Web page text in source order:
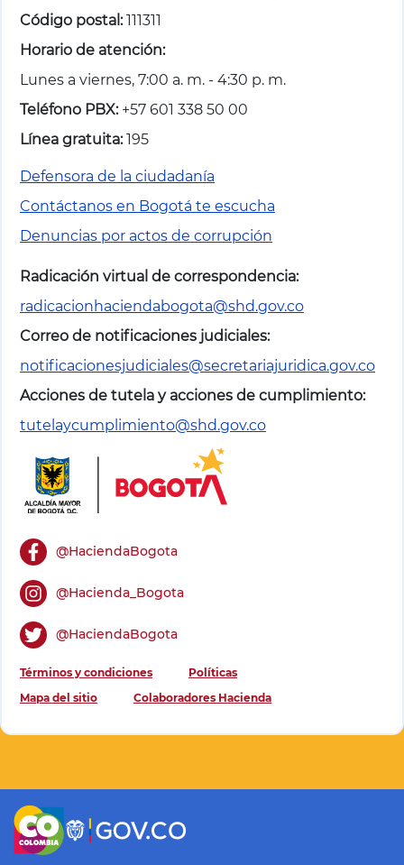
Código postal: 111311
Horario de atención:
Lunes a viernes, 7:00 a. m. - 4:30 p. m.
Teléfono PBX: +57 601 338 50 00
Línea gratuita: 195
Defensora de la ciudadanía
Contáctanos en Bogotá te escucha
Denuncias por actos de corrupción
Radicación virtual de correspondencia:
radicacionhaciendabogota@shd.gov.co
Correo de notificaciones judiciales:
notificacionesjudiciales@secretariajuridica.gov.co
Acciones de tutela y acciones de cumplimiento:
tutelaycumplimiento@shd.gov.co
Logo con enlace
Redes Sociales Footer
@HaciendaBogota
@Hacienda_Bogota
@HaciendaBogota
Footer
Términos y condiciones
Políticas
Mapa del sitio
Colaboradores Hacienda